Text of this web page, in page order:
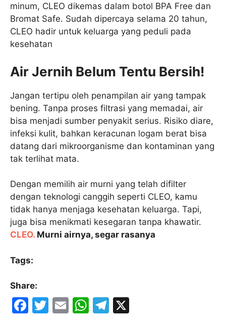
minum, CLEO dikemas dalam botol BPA Free dan
Bromat Safe. Sudah dipercaya selama 20 tahun,
CLEO hadir untuk keluarga yang peduli pada
kesehatan
Air Jernih Belum Tentu Bersih!
Jangan tertipu oleh penampilan air yang tampak
bening. Tanpa proses filtrasi yang memadai, air
bisa menjadi sumber penyakit serius. Risiko diare,
infeksi kulit, bahkan keracunan logam berat bisa
datang dari mikroorganisme dan kontaminan yang
tak terlihat mata.
Dengan memilih air murni yang telah difilter
dengan teknologi canggih seperti CLEO, kamu
tidak hanya menjaga kesehatan keluarga. Tapi,
juga bisa menikmati kesegaran tanpa khawatir.
CLEO. Murni airnya, segar rasanya
Tags:
Share:
F
T
E
W T